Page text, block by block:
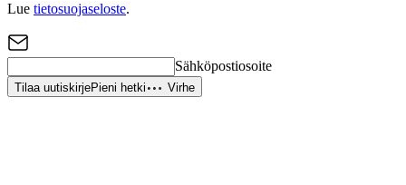
Lue tietosuojaseloste.
Sähköpostiosoite
Tilaa uutiskirjePieni hetki Virhe